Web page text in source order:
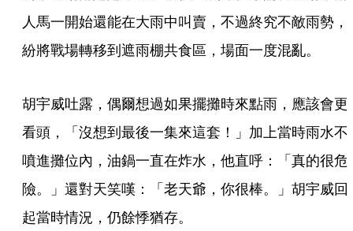
人馬一開始還能在大雨中叫賣，不過終究不敵雨勢，
紛將戰場轉移到遮雨棚共食區，場面一度混亂。
胡宇威吐露，偶爾想過如果擺攤時來點雨，應該會更
看頭，「沒想到最後一集來這套！」加上當時雨水不
噴進攤位內，油鍋一直在炸水，他直呼：「真的很危
險。」還對天笑嘆：「老天爺，你很棒。」胡宇威回
起當時情況，仍餘悸猶存。